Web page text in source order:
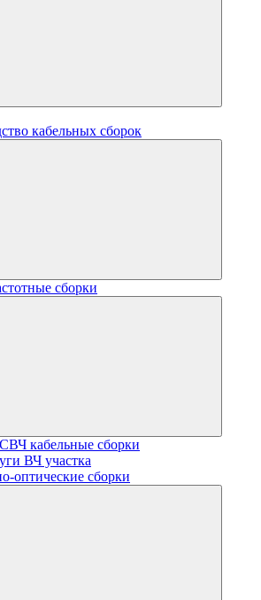
кабельных сборок
сборки
кабельные сборки
ВЧ участка
оптические сборки